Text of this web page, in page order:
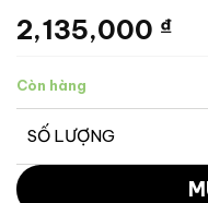
2,135,000 ₫
Còn hàng
SỐ LƯỢNG
Bóng golf TP5/TP5x